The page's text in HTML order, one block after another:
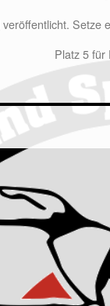
veröffentlicht. Setze
Platz 5 für